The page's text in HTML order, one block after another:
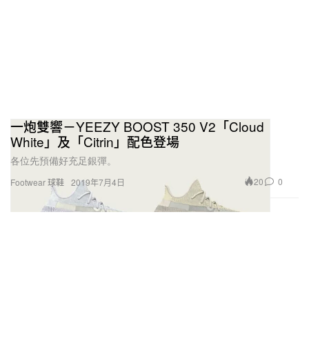
Footwear 球鞋
一炮雙響－YEEZY BOOST 350 V2「Cloud
White」及「Citrin」配色登場
各位先預備好充足銀彈。
2019年7月4日 20 0